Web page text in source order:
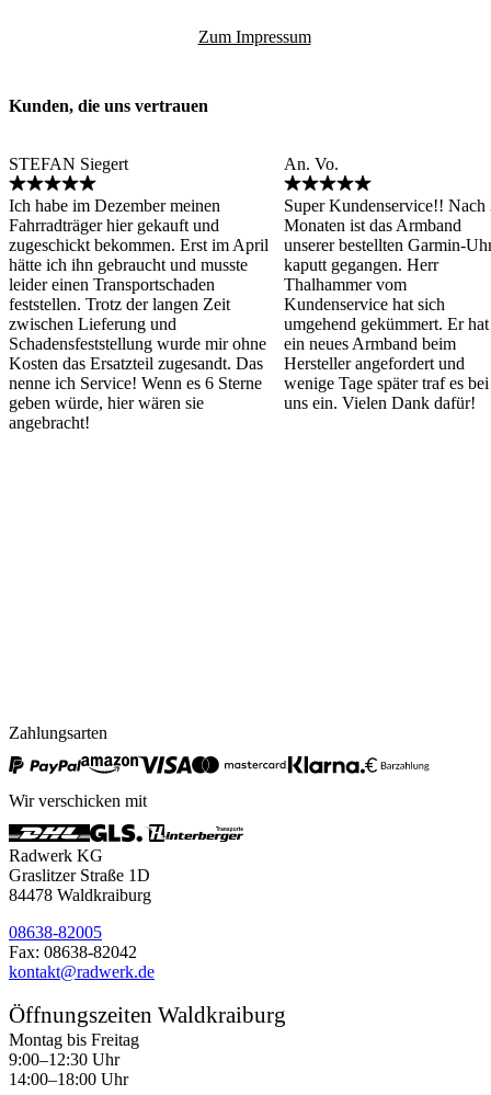
Zum Impressum
Kunden, die uns vertrauen
STEFAN Siegert
Ich habe im Dezember meinen
Fahrradträger hier gekauft und
zugeschickt bekommen. Erst im April
hätte ich ihn gebraucht und musste
leider einen Transportschaden
feststellen. Trotz der langen Zeit
zwischen Lieferung und
Schadensfeststellung wurde mir ohne
Kosten das Ersatzteil zugesandt. Das
nenne ich Service! Wenn es 6 Sterne
geben würde, hier wären sie
angebracht!
An. Vo.
Super Kundenservice!! Nach
Monaten ist das Armband
unserer bestellten Garmin-
kaputt gegangen. Herr
Thalhammer vom
Kundenservice hat sich
umgehend gekümmert. Er hat
ein neues Armband beim
Hersteller angefordert und
wenige Tage später traf es bei
uns ein. Vielen Dank dafür!
Zahlungsarten
Wir verschicken mit
Radwerk KG
Graslitzer Straße 1D
84478 Waldkraiburg
08638-82005
Fax: 08638-82042
kontakt@radwerk.de
Öffnungszeiten Waldkraiburg
Montag bis Freitag
9:00–12:30 Uhr
14:00–18:00 Uhr